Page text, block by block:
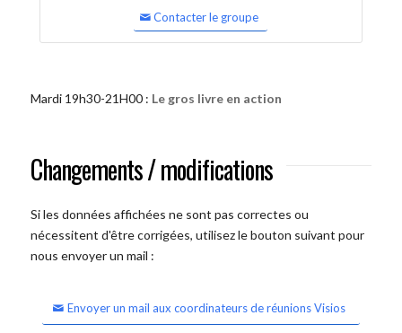
Contacter le groupe
Mardi 19h30-21H00 : Le gros livre en action
Changements / modifications
Si les données affichées ne sont pas correctes ou
nécessitent d'être corrigées, utilisez le bouton suivant pour
nous envoyer un mail :
Envoyer un mail aux coordinateurs de réunions Visios